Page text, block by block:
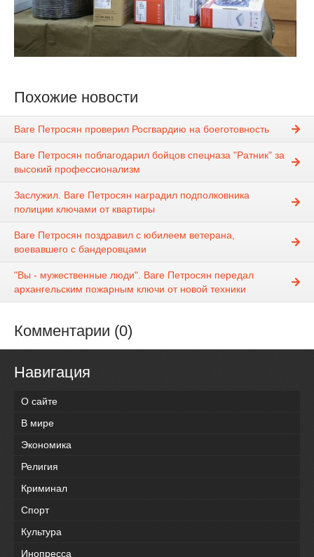
Похожие новости
Ваге Петросян проверил Росгвардию на боеготовность
Ваге Петросян поблагодарил бойцов спецназа "Ратник" за
высокий профессионализм
Заслужил. Ваге Петросян наградил подполковника
полиции ключами от квартиры
Ваге Петросян поздравил с юбилеем ветерана,
воевавшего с бандеровцами
"Вы - мужественные люди". Ваге Петросян передал
архангельским пожарным ключи от новой техники
Комментарии (0)
Навигация
О сайте
В мире
Экономика
Религия
Криминал
Спорт
Культура
Инопресса